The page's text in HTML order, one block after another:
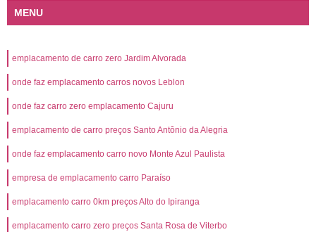
MENU
emplacamento de carro zero Jardim Alvorada
onde faz emplacamento carros novos Leblon
onde faz carro zero emplacamento Cajuru
emplacamento de carro preços Santo Antônio da Alegria
onde faz emplacamento carro novo Monte Azul Paulista
empresa de emplacamento carro Paraíso
emplacamento carro 0km preços Alto do Ipiranga
emplacamento carro zero preços Santa Rosa de Viterbo